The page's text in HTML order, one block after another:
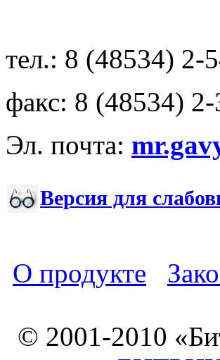
тел.: 8 (48534) 2-
факс: 8 (48534)
Эл. почта:
Версия для
О продукте
© 2001-2010